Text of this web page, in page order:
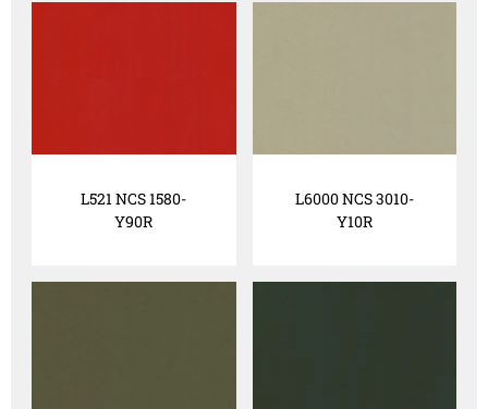
L521 NCS 1580-
Y90R
L6000 NCS 3010-
Y10R